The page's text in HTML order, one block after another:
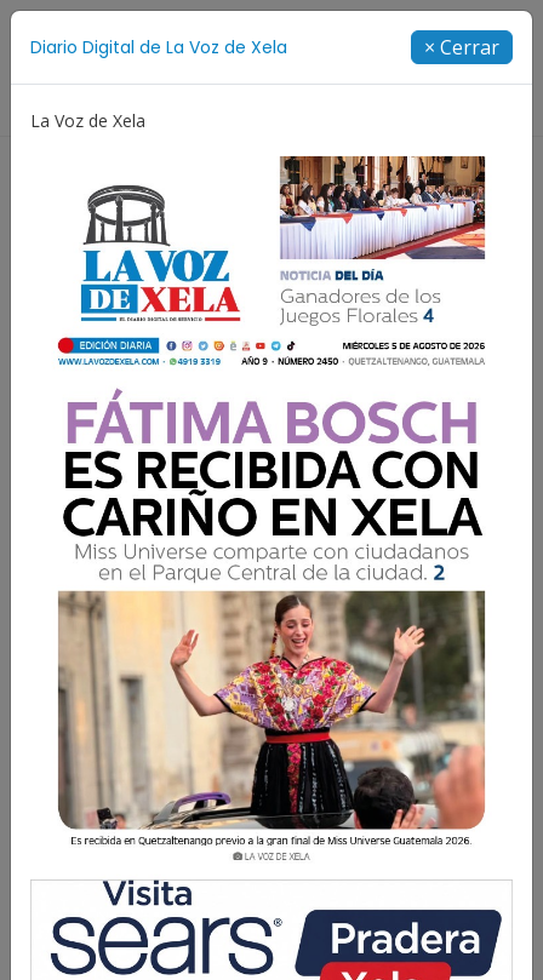
Diario Digital de La Voz de Xela × Cerrar
La Voz de Xela
Lee la edición digital del
martes 9 de octubre
Descarga el pdf completo aquí Síguenos en
nuestras cuentas de redes sociales: Facebook:
La Voz de Xela · Twitter: @lavozdexela ·
Instagram: @lavozdexela · Portal:
lavozdexela.com
9 Octubre 2018 19:45
Comparte